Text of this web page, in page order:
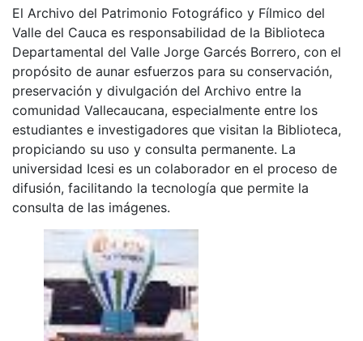
El Archivo del Patrimonio Fotográfico y Fílmico del
Valle del Cauca es responsabilidad de la Biblioteca
Departamental del Valle Jorge Garcés Borrero, con el
propósito de aunar esfuerzos para su conservación,
preservación y divulgación del Archivo entre la
comunidad Vallecaucana, especialmente entre los
estudiantes e investigadores que visitan la Biblioteca,
propiciando su uso y consulta permanente. La
universidad Icesi es un colaborador en el proceso de
difusión, facilitando la tecnología que permite la
consulta de las imágenes.